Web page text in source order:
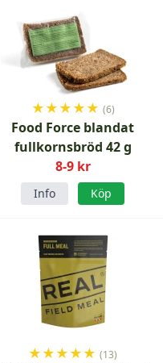
★★★★★ (6)
Food Force blandat
fullkornsbröd 42 g
8-9 kr
Info Köp
★★★★★ (13)